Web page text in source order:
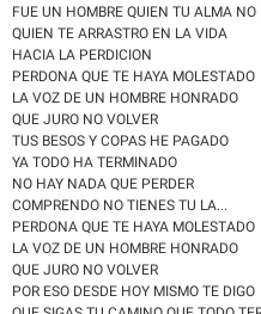
FUE UN HOMBRE QUIEN TU ALMA NO
QUIEN TE ARRASTRO EN LA VIDA
HACIA LA PERDICION
PERDONA QUE TE HAYA MOLESTADO
LA VOZ DE UN HOMBRE HONRADO
QUE JURO NO VOLVER
TUS BESOS Y COPAS HE PAGADO
YA TODO HA TERMINADO
NO HAY NADA QUE PERDER
COMPRENDO NO TIENES TU LA...
PERDONA QUE TE HAYA MOLESTADO
LA VOZ DE UN HOMBRE HONRADO
QUE JURO NO VOLVER
POR ESO DESDE HOY MISMO TE DIGO